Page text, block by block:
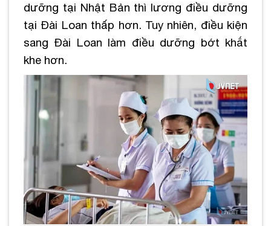
dưỡng tại Nhật Bản thì lương điều dưỡng
tại Đài Loan thấp hơn. Tuy nhiên, điều kiện
sang Đài Loan làm điều dưỡng bớt khắt
khe hơn.